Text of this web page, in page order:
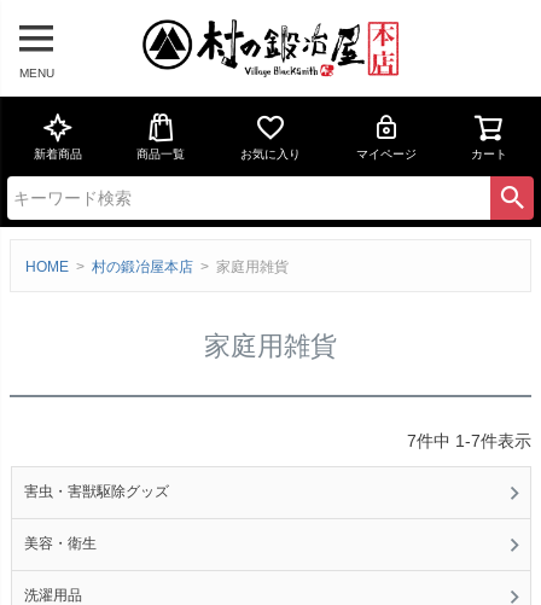
MENU
新着商品 商品一覧 お気に入り マイページ カート
HOME 村の鍛冶屋本店 家庭用雑貨
家庭用雑貨
7件中 1-7件表示
害虫・害獣駆除グッズ
美容・衛生
洗濯用品